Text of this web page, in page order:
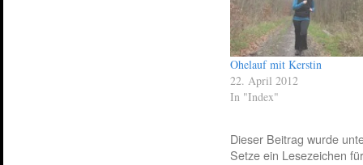
Ohelauf mit Kerstin
22. April 2012
In "Index"
Dieser Beitrag wurde
Setze ein Lesezeichen